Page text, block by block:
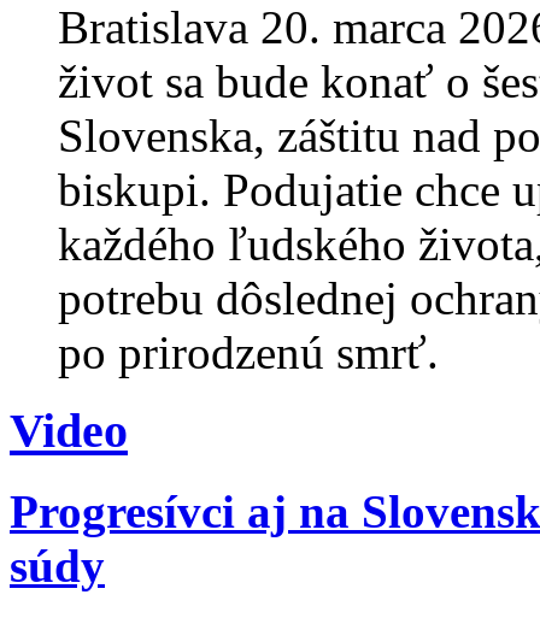
Bratislava 20. marca
život sa bude konať o
Slovenska, záštitu nad
biskupi. Podujatie chce
každého ľudského
potrebu dôslednej
po prirodzenú smrť.
Video
Progresívci aj na
súdy